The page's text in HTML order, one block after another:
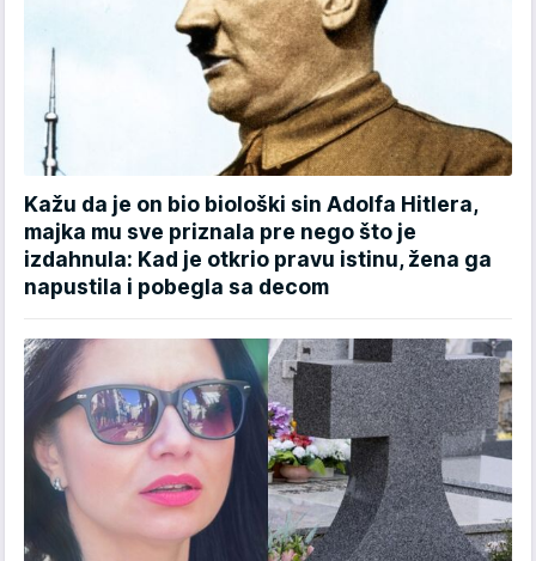
Kažu da je on bio biološki sin Adolfa Hitlera,
majka mu sve priznala pre nego što je
izdahnula: Kad je otkrio pravu istinu, žena ga
napustila i pobegla sa decom